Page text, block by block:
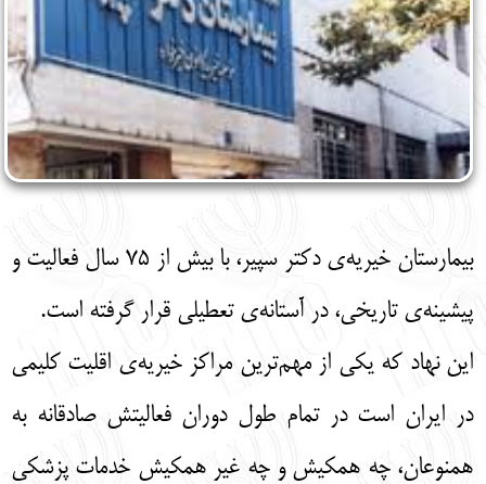
بیمارستان خیریه‌ی دکتر سپیر، با بیش از ۷۵ سال فعالیت و
پیشینه‌ی تاریخی، در آستانه‌ی تعطیلی قرار گرفته است.
این نهاد که یکی از مهم‌ترین مراکز خیریه‌ی اقلیت کلیمی
در ایران است در تمام طول دوران فعالیتش صادقانه به
همنوعان، چه همکیش و چه غیر همکیش خدمات پزشکی